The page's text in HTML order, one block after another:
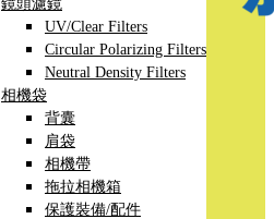
鏡頭濾鏡
UV/Clear Filters
Circular Polarizing Filters
Neutral Density Filters
相機袋
背囊
肩袋
相機帶
拖拉相機箱
保護裝備/配件